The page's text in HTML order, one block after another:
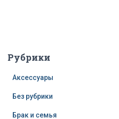
Рубрики
Аксессуары
Без рубрики
Брак и семья